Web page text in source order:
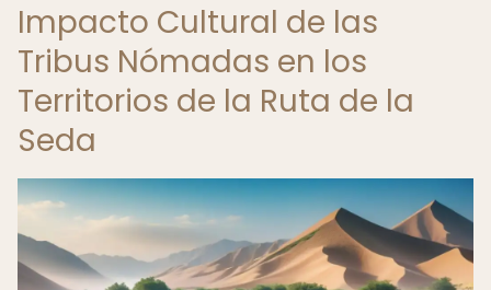
Impacto Cultural de las
Tribus Nómadas en los
Territorios de la Ruta de la
Seda